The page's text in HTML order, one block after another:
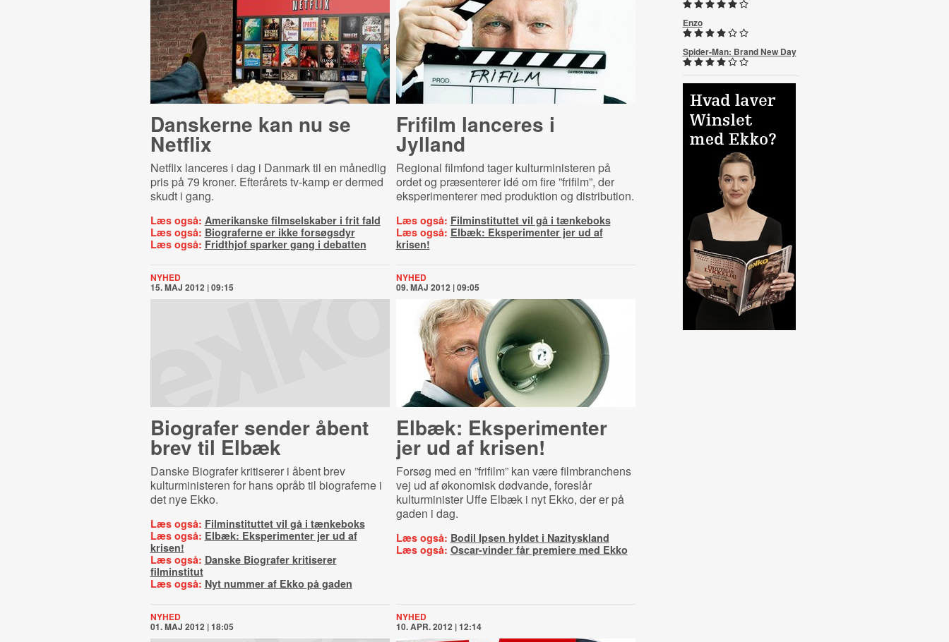
Danskerne kan nu se
Netflix
Netflix lanceres i dag i Danmark til en månedlig
pris på 79 kroner. Efterårets tv-kamp er dermed
skudt i gang.
Læs også: Amerikanske filmselskaber i frit fald
Læs også: Biograferne er ikke forsøgsdyr
Læs også: Fridthjof sparker gang i debatten
Frifilm lanceres i
Jylland
Regional filmfond tager kulturministeren på
ordet og præsenterer idé om fire ”frifilm”, der
eksperimenterer med produktion og distribution.
Læs også: Filminstituttet vil gå i tænkeboks
Læs også: Elbæk: Eksperimenter jer ud af
krisen!
NYHED
15. MAJ 2012 | 09:15
Biografer sender åbent
brev til Elbæk
Danske Biografer kritiserer i åbent brev
kulturministeren for hans opråb til biograferne i
det nye Ekko.
Læs også: Filminstituttet vil gå i tænkeboks
Læs også: Elbæk: Eksperimenter jer ud af
krisen!
Læs også: Danske Biografer kritiserer
filminstitut
Læs også: Nyt nummer af Ekko på gaden
NYHED
09. MAJ 2012 | 09:05
Elbæk: Eksperimenter
jer ud af krisen!
Forsøg med en ”frifilm” kan være filmbranchens
vej ud af økonomisk dødvande, foreslår
kulturminister Uffe Elbæk i nyt Ekko, der er på
gaden i dag.
Læs også: Bodil Ipsen hyldet i Nazityskland
Læs også: Oscar-vinder får premiere med Ekko
NYHED
01. MAJ 2012 | 18:05
NYHED
10. APR. 2012 | 12:14
Enzo
Spider-Man: Brand New Day